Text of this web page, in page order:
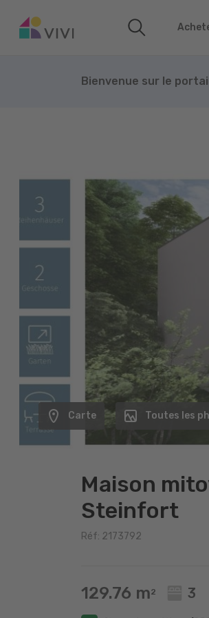
Bienvenue sur le
Carte Toutes les
Maison
Steinfort
Réf: 2173792
129.76 m2 3